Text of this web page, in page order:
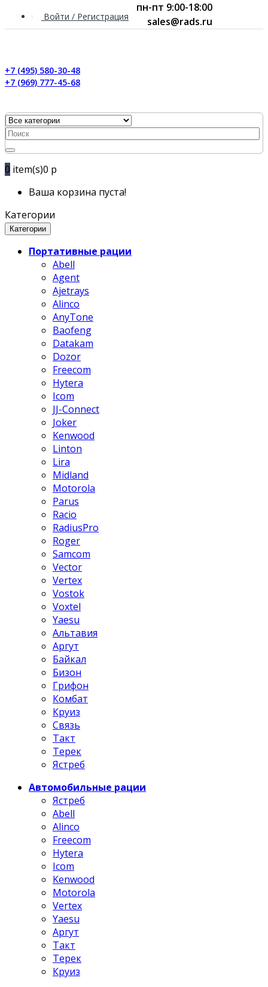
Войти / Регистрация
+7 (495) 580-30-48
+7 (969) 777-45-68
0 item(s)0 р
Ваша корзина пуста!
Категории
Категории
Портативные рации
Abell
Agent
Ajetrays
Alinco
AnyTone
Baofeng
Datakam
Dozor
Freecom
Hytera
Icom
JJ-Connect
Joker
Kenwood
Linton
Lira
Midland
Motorola
Parus
Racio
RadiusPro
Roger
Samcom
Vector
Vertex
Vostok
Voxtel
Yaesu
Альтавия
Аргут
Байкал
Бизон
Грифон
Комбат
Круиз
Связь
Такт
Терек
Ястреб
Автомобильные рации
Ястреб
Abell
Alinco
Freecom
Hytera
Icom
Kenwood
Motorola
Vertex
Yaesu
Аргут
Такт
Терек
Круиз
пн-пт 9:00-18:00
sales@rads.ru